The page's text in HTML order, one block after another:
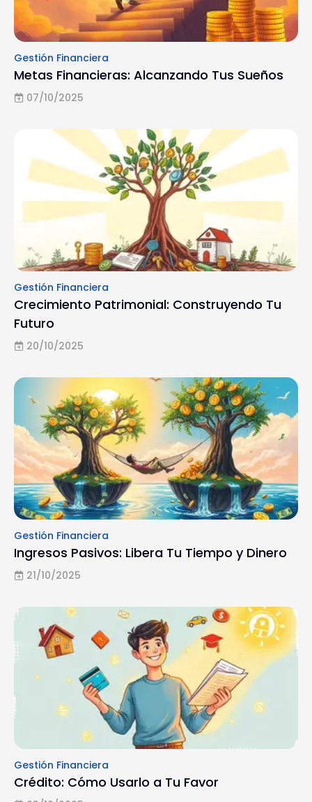
Gestión Financiera
Metas Financieras: Alcanzando Tus Sueños
07/10/2025
Gestión Financiera
Crecimiento Patrimonial: Construyendo Tu
Futuro
20/10/2025
Gestión Financiera
Ingresos Pasivos: Libera Tu Tiempo y Dinero
21/10/2025
Gestión Financiera
Crédito: Cómo Usarlo a Tu Favor